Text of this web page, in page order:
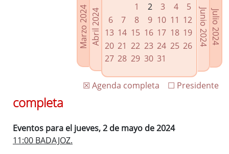
Enlaces relacionados
Agenda de Presidencia
Plenos provinciales y Juntas de gobierno
Oficina de Proyectos Europeos
Marzo 2024Abril 2024
1
2 3 4
5
6
7 8 9 10 11 12
13 14 15 16 17 18 19
20 21 22 23 24 25 26
27 28 29 30 31
Julio 2024
Junio 2024
☐ Presidente
☒ Agenda completa
completa
Eventos para el jueves, 2 de mayo de 2024
11:00 BADAJOZ.